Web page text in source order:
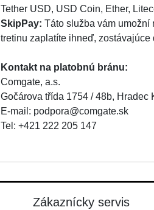
Tether USD, USD Coin, Ether,
SkipPay: Táto služba vám umožní
tretinu zaplatíte ihneď, zostávajúce
Kontakt na platobnú bránu:
Comgate, a.s.
Gočárova třída 1754 / 48b, Hradec
E-mail: podpora@comgate.sk
Tel: +421 222 205 147
Zákaznícky servis